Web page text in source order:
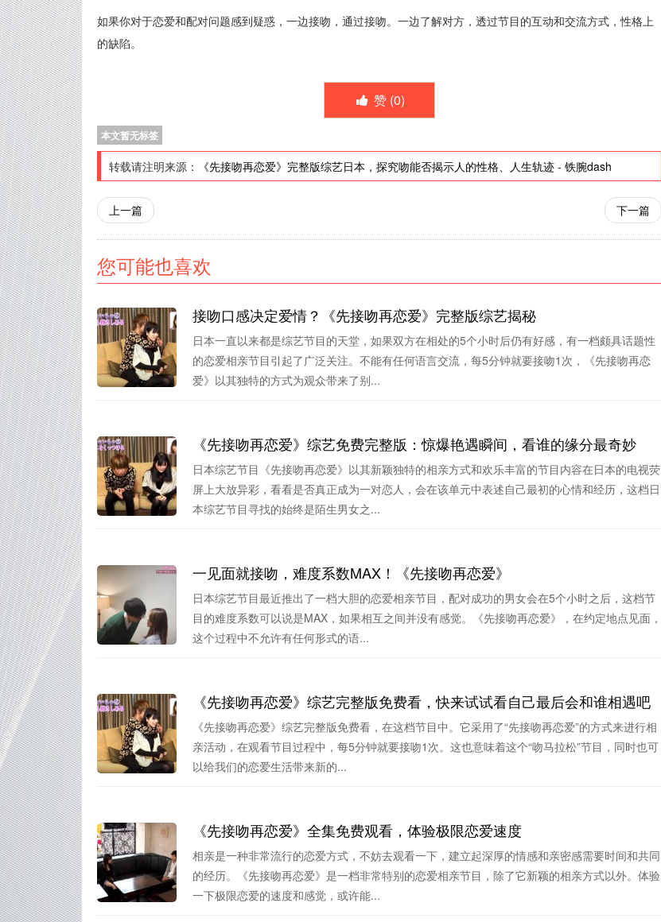
如果你对于恋爱和配对问题感到疑惑，一边接吻，通过接吻。一边了解对方，透过节目的互动和交流方式，性格上
的缺陷。
赞 (0)
本文暂无标签
转载请注明来源： 《先接吻再恋爱》完整版综艺日本，探究吻能否揭示人的性格、人生轨迹 - 铁腕dash
上一篇 下一篇
您可能也喜欢
接吻口感决定爱情？《先接吻再恋爱》完整版综艺揭秘
日本一直以来都是综艺节目的天堂，如果双方在相处的5个小时后仍有好感，有一档颇具话题性
的恋爱相亲节目引起了广泛关注。不能有任何语言交流，每5分钟就要接吻1次，《先接吻再恋
爱》以其独特的方式为观众带来了别...
《先接吻再恋爱》综艺免费完整版：惊爆艳遇瞬间，看谁的缘分最奇妙
日本综艺节目《先接吻再恋爱》以其新颖独特的相亲方式和欢乐丰富的节目内容在日本的电视荧
屏上大放异彩，看看是否真正成为一对恋人，会在该单元中表述自己最初的心情和经历，这档日
本综艺节目寻找的始终是陌生男女之...
一见面就接吻，难度系数MAX！《先接吻再恋爱》
日本综艺节目最近推出了一档大胆的恋爱相亲节目，配对成功的男女会在5个小时之后，这档节
目的难度系数可以说是MAX，如果相互之间并没有感觉。《先接吻再恋爱》，在约定地点见面，
这个过程中不允许有任何形式的语...
《先接吻再恋爱》综艺完整版免费看，快来试试看自己最后会和谁相遇吧
《先接吻再恋爱》综艺完整版免费看，在这档节目中。它采用了“先接吻再恋爱”的方式来进行相
亲活动，在观看节目过程中，每5分钟就要接吻1次。这也意味着这个“吻马拉松”节目，同时也可
以给我们的恋爱生活带来新的...
《先接吻再恋爱》全集免费观看，体验极限恋爱速度
相亲是一种非常流行的恋爱方式，不妨去观看一下，建立起深厚的情感和亲密感需要时间和共同
的经历。《先接吻再恋爱》是一档非常特别的恋爱相亲节目，除了它新颖的相亲方式以外。体验
一下极限恋爱的速度和感觉，或许能...